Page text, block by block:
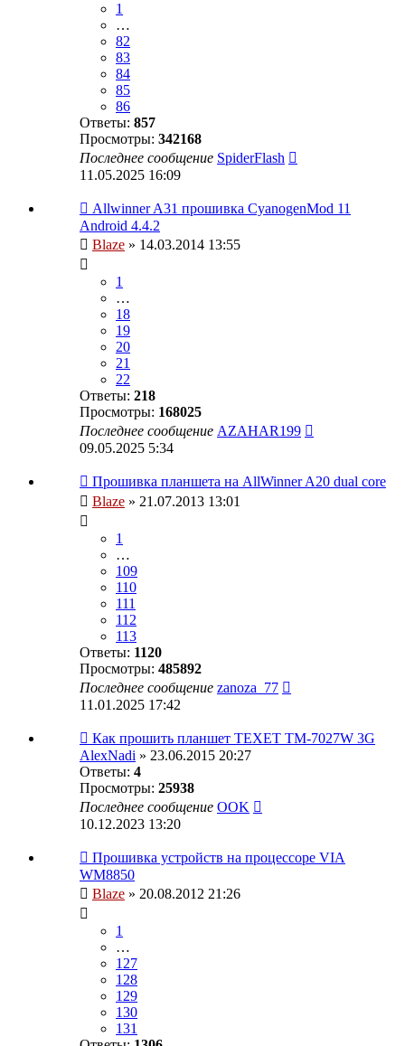
1
…
82
83
84
85
86
Ответы: 857
Просмотры: 342168
Последнее сообщение SpiderFlash
11.05.2025 16:09
Allwinner A31 прошивка CyanogenMod 11
Android 4.4.2
Blaze » 14.03.2014 13:55
1
…
18
19
20
21
22
Ответы: 218
Просмотры: 168025
Последнее сообщение AZAHAR199
09.05.2025 5:34
Прошивка планшета на AllWinner A20 dual core
Blaze » 21.07.2013 13:01
1
…
109
110
111
112
113
Ответы: 1120
Просмотры: 485892
Последнее сообщение zanoza_77
11.01.2025 17:42
Как прошить планшет TEXET TM-7027W 3G
AlexNadi » 23.06.2015 20:27
Ответы: 4
Просмотры: 25938
Последнее сообщение OOK
10.12.2023 13:20
Прошивка устройств на процессоре VIA
WM8850
Blaze » 20.08.2012 21:26
1
…
127
128
129
130
131